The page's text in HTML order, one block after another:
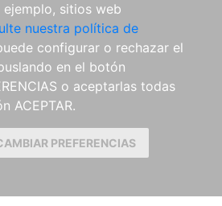
sitios web
nuestra política de
configurar o rechazar el
en el botón
o aceptarlas todas
ACEPTAR.
PREFERENCIAS